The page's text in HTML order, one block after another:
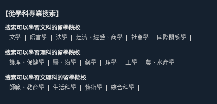
【從學科專業搜索】
搜索可以學習文科的留學院校
文學
語言學 法學 經濟、經營、商學 社會學 國際關系學
搜索可以學習理科的留學院校
護理、保健學
醫、齒學 藥學 理學 工學 農、水產學
搜索可以學習文理科的留學院校
師範、教育學
生活科學 藝術學 綜合科學